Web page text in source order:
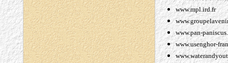
www.mpl.ird.fr
www.pan-
www.usenghor-